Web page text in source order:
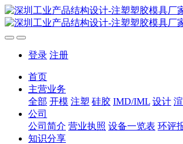
登录 注册
首页
主营业务
全部 开模 注塑 硅胶 IMD/IML 设计
公司
公司简介 营业执照 设备一览表 环评
知识分享